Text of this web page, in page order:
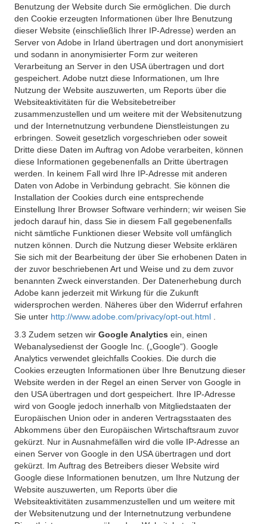
Benutzung der Website durch Sie ermöglichen. Die durch
den Cookie erzeugten Informationen über Ihre Benutzung
dieser Website (einschließlich Ihrer IP-Adresse) werden an
Server von Adobe in Irland übertragen und dort anonymisiert
und sodann in anonymisierter Form zur weiteren
Verarbeitung an Server in den USA übertragen und dort
gespeichert. Adobe nutzt diese Informationen, um Ihre
Nutzung der Website auszuwerten, um Reports über die
Websiteaktivitäten für die Websitebetreiber
zusammenzustellen und um weitere mit der Websitenutzung
und der Internetnutzung verbundene Dienstleistungen zu
erbringen. Soweit gesetzlich vorgeschrieben oder soweit
Dritte diese Daten im Auftrag von Adobe verarbeiten, können
diese Informationen gegebenenfalls an Dritte übertragen
werden. In keinem Fall wird Ihre IP-Adresse mit anderen
Daten von Adobe in Verbindung gebracht. Sie können die
Installation der Cookies durch eine entsprechende
Einstellung Ihrer Browser Software verhindern; wir weisen Sie
jedoch darauf hin, dass Sie in diesem Fall gegebenenfalls
nicht sämtliche Funktionen dieser Website voll umfänglich
nutzen können. Durch die Nutzung dieser Website erklären
Sie sich mit der Bearbeitung der über Sie erhobenen Daten in
der zuvor beschriebenen Art und Weise und zu dem zuvor
benannten Zweck einverstanden. Der Datenerhebung durch
Adobe kann jederzeit mit Wirkung für die Zukunft
widersprochen werden. Näheres über den Widerruf erfahren
Sie unter http://www.adobe.com/privacy/opt-out.html
3.3 Zudem setzen wir Google Analytics ein, einen
Webanalysedienst der Google Inc. („Google“). Google
Analytics verwendet gleichfalls Cookies. Die durch die
Cookies erzeugten Informationen über Ihre Benutzung dieser
Website werden in der Regel an einen Server von Google in
den USA übertragen und dort gespeichert. Ihre IP-Adresse
wird von Google jedoch innerhalb von Mitgliedstaaten der
Europäischen Union oder in anderen Vertragsstaaten des
Abkommens über den Europäischen Wirtschaftsraum zuvor
gekürzt. Nur in Ausnahmefällen wird die volle IP-Adresse an
einen Server von Google in den USA übertragen und dort
gekürzt. Im Auftrag des Betreibers dieser Website wird
Google diese Informationen benutzen, um Ihre Nutzung der
Website auszuwerten, um Reports über die
Websiteaktivitäten zusammenzustellen und um weitere mit
der Websitenutzung und der Internetnutzung verbundene